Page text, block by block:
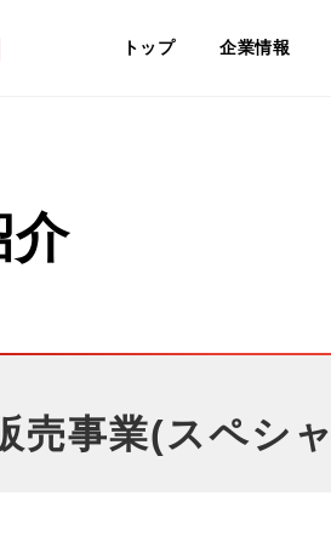
トップ 企業情報
介
売事業(スペシ